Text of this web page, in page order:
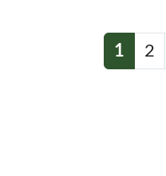
1 2